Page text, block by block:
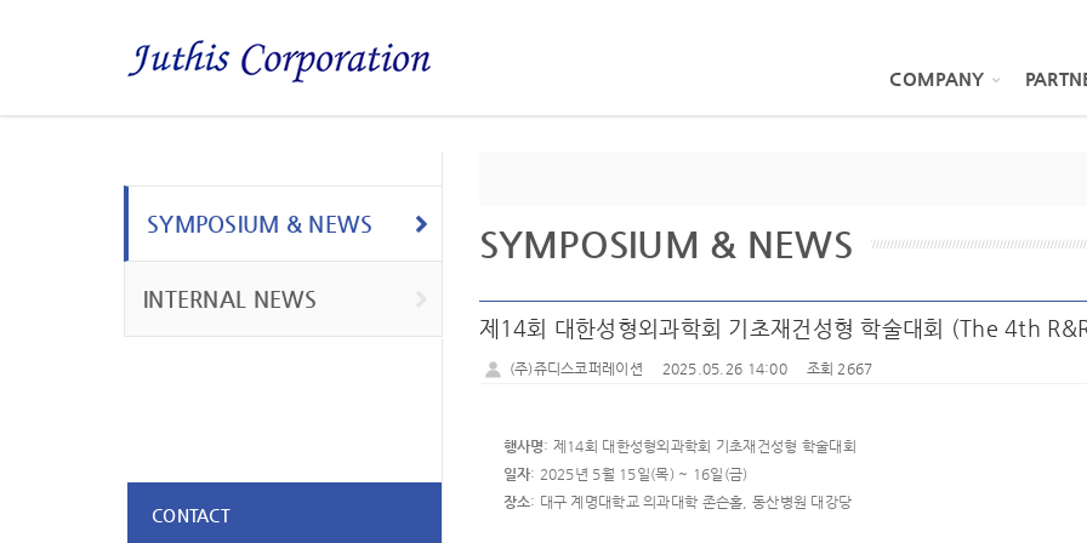
COMPANY
SYMPOSIUM & NEWS
INTERNAL NEWS
CONTACT
SYMPOSIUM & NEWS
제14회 대한성형외과학회 기초재건성형 학술대회 (The 4th
(주)쥬디스코퍼레이션 2025.05.26 14:00 조회 2667
행사명: 제14회 대한성형외과학회 기초재건성형 학술대회
일자: 2025년 5월 15일(목) ~ 16일(금)
장소: 대구 계명대학교 의과대학 존슨홀, 동산병원 대강당